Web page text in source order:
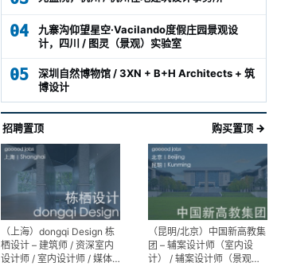
04
九寨沟仰望星空·Vacilando度假庄园景观设
计，四川 / 图灵（景观）实验室
05
深圳自然博物馆 / 3XN + B+H Architects + 筑
博设计
招聘置顶 购买置顶 →
（上海）dongqi Design 栋
栖设计 – 建筑师 / 资深室内
设计师 / 室内设计师 / 媒体
（昆明/北京）中国新高教集
团 – 辅案设计师（室内设
计） / 辅案设计师（景观设